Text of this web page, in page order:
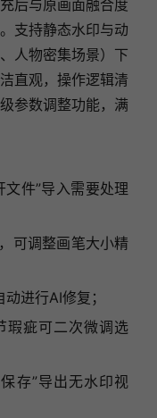
后与原画面融合度
支持静态水印与动
人物密集场景）下
直观，操作逻辑清
参数调整功能，满
件”导入需要处理
可调整画笔大小精
进行AI修复；
疵可二次微调选
存”导出无水印视